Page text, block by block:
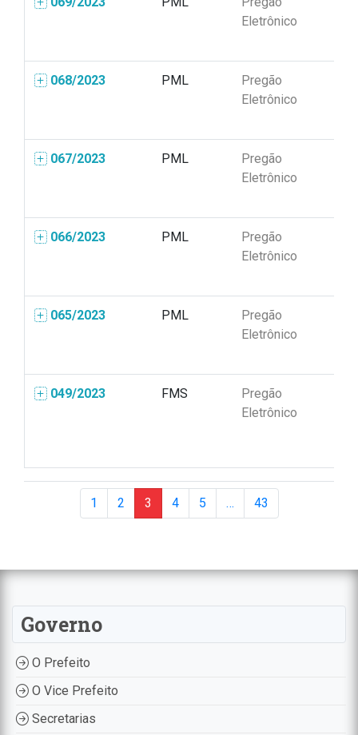
Eletrônico
068/2023 PML
Pregão
Eletrônico
067/2023 PML
Pregão
Eletrônico
066/2023 PML
Pregão
Eletrônico
065/2023 PML
Pregão
Eletrônico
049/2023 FMS
Pregão
Eletrônico
1 2 3 4 5 … 43
Governo
O Prefeito
O Vice Prefeito
Secretarias